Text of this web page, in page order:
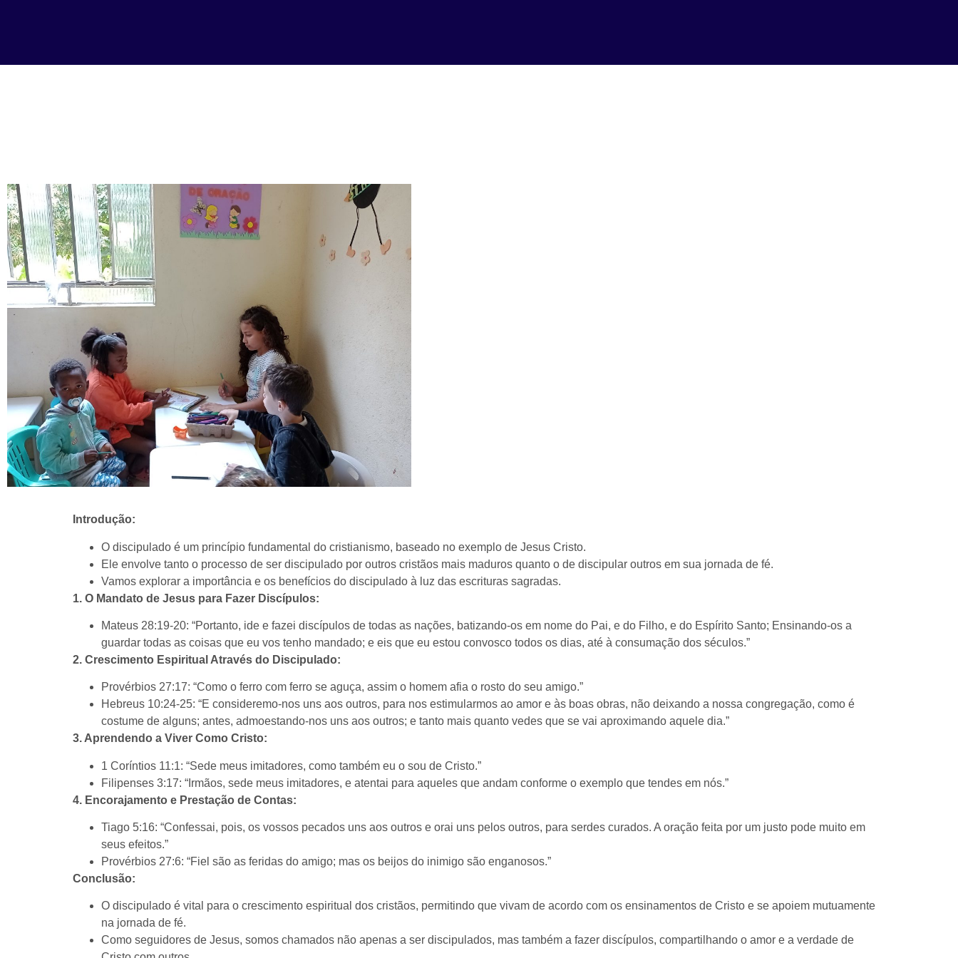
Introdução:
O discipulado é um princípio fundamental do cristianismo, baseado no exemplo de Jesus Cristo.
Ele envolve tanto o processo de ser discipulado por outros cristãos mais maduros quanto o de discipular outros em sua jornada de fé.
Vamos explorar a importância e os benefícios do discipulado à luz das escrituras sagradas.
1. O Mandato de Jesus para Fazer Discípulos:
Mateus 28:19-20: “Portanto, ide e fazei discípulos de todas as nações, batizando-os em nome do Pai, e do Filho, e do Espírito Santo; Ensinando-os a
guardar todas as coisas que eu vos tenho mandado; e eis que eu estou convosco todos os dias, até à consumação dos séculos.”
2. Crescimento Espiritual Através do Discipulado:
Provérbios 27:17: “Como o ferro com ferro se aguça, assim o homem afia o rosto do seu amigo.”
Hebreus 10:24-25: “E consideremo-nos uns aos outros, para nos estimularmos ao amor e às boas obras, não deixando a nossa congregação, como é
costume de alguns; antes, admoestando-nos uns aos outros; e tanto mais quanto vedes que se vai aproximando aquele dia.”
3. Aprendendo a Viver Como Cristo:
1 Coríntios 11:1: “Sede meus imitadores, como também eu o sou de Cristo.”
Filipenses 3:17: “Irmãos, sede meus imitadores, e atentai para aqueles que andam conforme o exemplo que tendes em nós.”
4. Encorajamento e Prestação de Contas:
Tiago 5:16: “Confessai, pois, os vossos pecados uns aos outros e orai uns pelos outros, para serdes curados. A oração feita por um justo pode muito em
seus efeitos.”
Provérbios 27:6: “Fiel são as feridas do amigo; mas os beijos do inimigo são enganosos.”
Conclusão:
O discipulado é vital para o crescimento espiritual dos cristãos, permitindo que vivam de acordo com os ensinamentos de Cristo e se apoiem mutuamente
na jornada de fé.
Como seguidores de Jesus, somos chamados não apenas a ser discipulados, mas também a fazer discípulos, compartilhando o amor e a verdade de